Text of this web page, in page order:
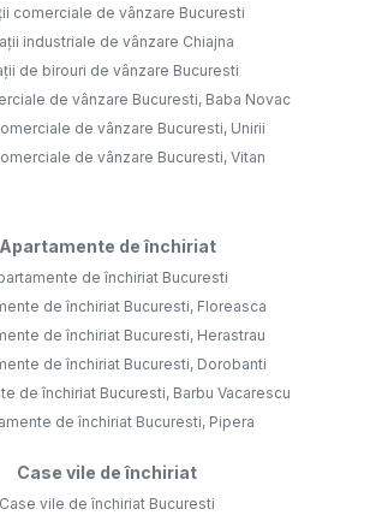
comerciale de vânzare Bucuresti
industriale de vânzare Chiajna
de birouri de vânzare Bucuresti
de vânzare Bucuresti, Baba Novac
de vânzare Bucuresti, Unirii
de vânzare Bucuresti, Vitan
Apartamente de închiriat
de închiriat Bucuresti
de închiriat Bucuresti, Floreasca
de închiriat Bucuresti, Herastrau
de închiriat Bucuresti, Dorobanti
de închiriat Bucuresti, Barbu Vacarescu
de închiriat Bucuresti, Pipera
Case vile de închiriat
Case vile de închiriat Bucuresti